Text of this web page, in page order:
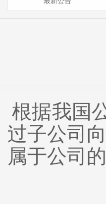
根据我国
过子公司
属于公司